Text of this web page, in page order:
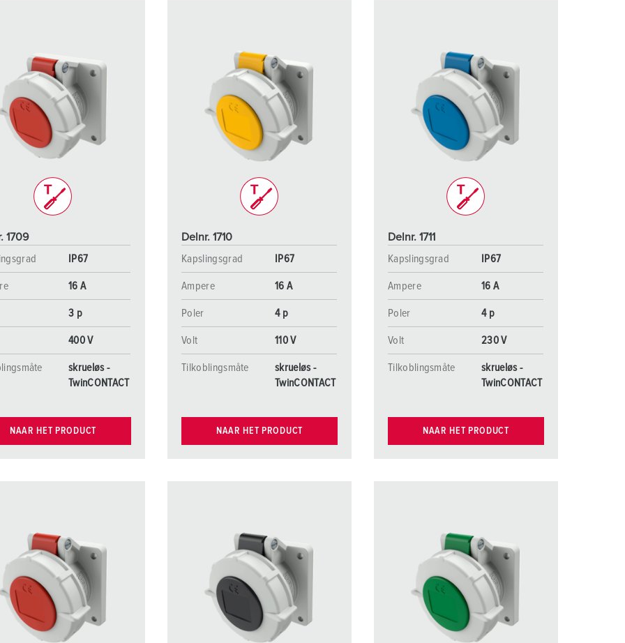
1709
IP67
16 A
3 p
400 V
skrueløs -
TwinCONTACT
NAAR HET PRODUCT
Delnr. 1710
Kapslingsgrad
IP67
Ampere 16 A
Poler 4 p
Volt 110 V
Tilkoblingsmåte
skrueløs -
TwinCONTACT
NAAR HET PRODUCT
Delnr. 1711
Kapslingsgrad
IP67
Ampere 16 A
Poler 4 p
Volt 230 V
Tilkoblingsmåte
skrueløs -
TwinCONTACT
NAAR HET PRODUCT